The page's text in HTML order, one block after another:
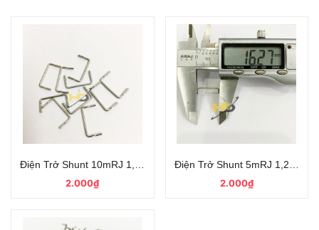
Điện Trở Shunt 10mRJ 1,2x15x8mm, Trở Shunt Loại Mới
2.000₫
Điện Trở Shunt 5mRJ
2.000₫